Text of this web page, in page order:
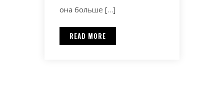
она больше […]
READ MORE